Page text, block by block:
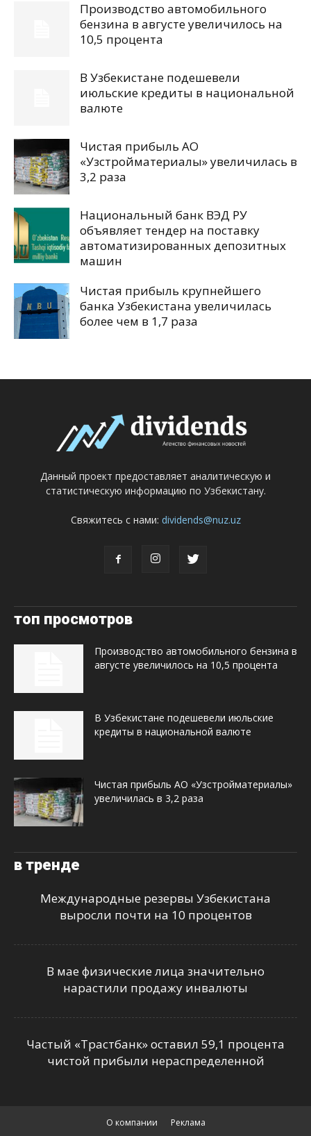
Производство автомобильного
бензина в августе увеличилось на
10,5 процента
В Узбекистане подешевели
июльские кредиты в национальной
валюте
Чистая прибыль АО
«Узстройматериалы» увеличилась в
3,2 раза
Национальный банк ВЭД РУ
объявляет тендер на поставку
автоматизированных депозитных
машин
Чистая прибыль крупнейшего
банка Узбекистана увеличилась
более чем в 1,7 раза
Данный проект предоставляет аналитическую и
статистическую информацию по Узбекистану.
Свяжитесь с нами: dividends@nuz.uz
топ просмотров
Производство автомобильного бензина в
августе увеличилось на 10,5 процента
В Узбекистане подешевели июльские
кредиты в национальной валюте
Чистая прибыль АО «Узстройматериалы»
увеличилась в 3,2 раза
в тренде
Международные резервы Узбекистана
выросли почти на 10 процентов
В мае физические лица значительно
нарастили продажу инвалюты
Частый «Трастбанк» оставил 59,1 процента
чистой прибыли нераспределенной
О компании Реклама